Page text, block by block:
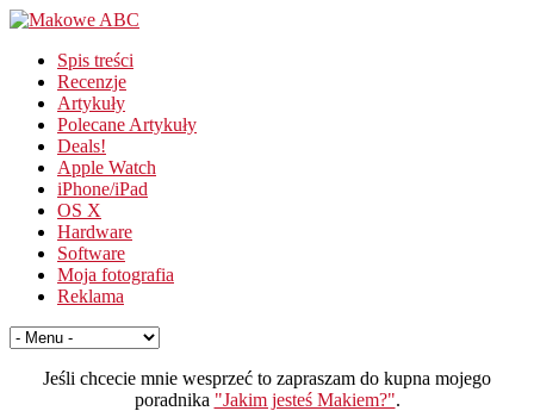
Spis treści
Recenzje
Artykuły
Polecane Artykuły
Deals!
Apple Watch
iPhone/iPad
OS X
Hardware
Software
Moja fotografia
Reklama
Jeśli chcecie mnie wesprzeć to zapraszam do kupna mojego
poradnika "Jakim jesteś Makiem?".